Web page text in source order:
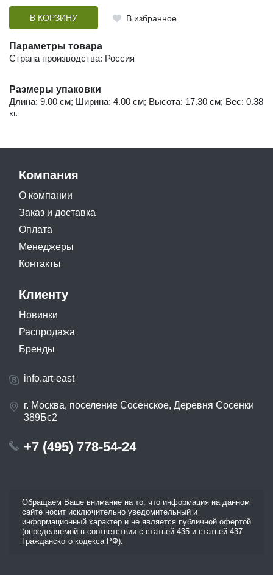
В КОРЗИНУ В избранное
Параметры товара
Страна производства: Россия
Размеры упаковки
Длина: 9.00 см; Ширина: 4.00 см; Высота: 17.30 см; Вес: 0.38
кг.
Компания
О компании
Заказ и доставка
Оплата
Менеджеры
Контакты
Клиенту
Новинки
Распродажа
Бренды
info.art-east
г. Москва, поселение Сосенское, Деревня Сосенки
389Бс2
+7 (495) 778-54-24
Обращаем Ваше внимание на то, что информация на данном
сайте носит исключительно уведомительный и
информационный характер и не является публичной офертой
(определяемой в соответствии с статьей 435 и статьей 437
Гражданского кодекса РФ).